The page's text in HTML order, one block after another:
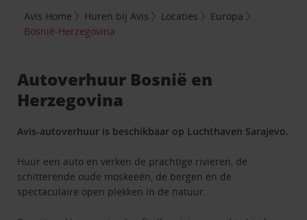
Avis Home Huren bij Avis Locaties
Europa
Bosnië-Herzegovina
Autoverhuur Bosnië en
Herzegovina
Avis-autoverhuur is beschikbaar op Luchthaven Sarajevo.
Huur een auto en verken de prachtige rivieren, de
schitterende oude moskeeën, de bergen en de
spectaculaire open plekken in de natuur.